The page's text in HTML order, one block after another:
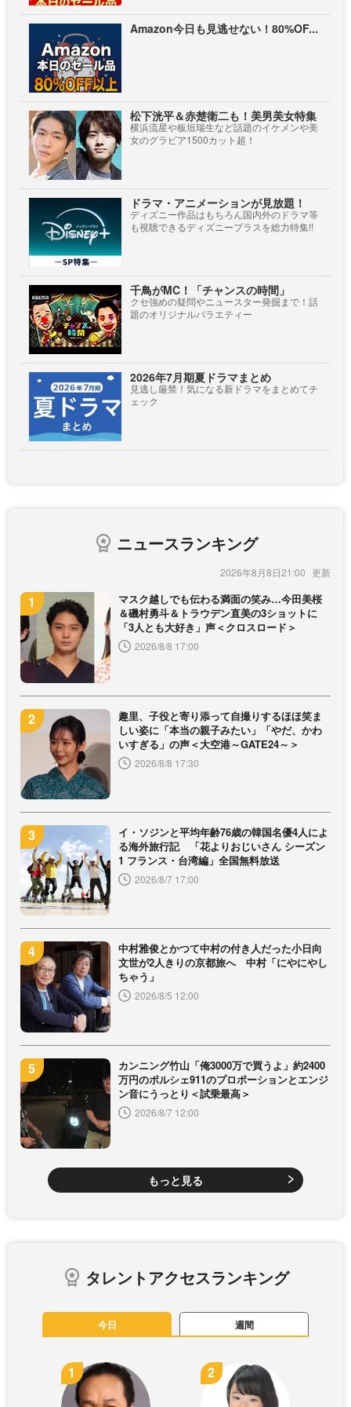
Amazon今日も見逃せない！80%OF...
松下洸平＆赤楚衛二も！美男美女特集
横浜流星や板垣瑞生など話題のイケメンや美
女のグラビア1500カット超！
ドラマ・アニメーションが見放題！
ディズニー作品はもちろん国内外のドラマ等
も視聴できるディズニープラスを総力特集!!
千鳥がMC！「チャンスの時間」
クセ強めの疑問やニュースター発掘まで！話
題のオリジナルバラエティー
2026年7月期夏ドラマまとめ
見逃し厳禁！気になる新ドラマをまとめてチ
ェック
ニュースランキング
2026年8月8日21:00
マスク越しでも伝わる満面の笑み…今田美桜
＆磯村勇斗＆トラウデン直美の3ショットに
「3人とも大好き」声＜クロスロード＞
2026/8/8 17:00
趣里、子役と寄り添って自撮りするほほ笑ま
しい姿に「本当の親子みたい」「やだ、かわ
いすぎる」の声＜大空港～GATE24～＞
2026/8/8 17:30
イ・ソジンと平均年齢76歳の韓国名優4人によ
る海外旅行記 「花よりおじいさん シーズン
1 フランス・台湾編」全国無料放送
2026/8/7 17:00
中村雅俊とかつて中村の付き人だった小日向
文世が2人きりの京都旅へ 中村「にやにやし
ちゃう」
2026/8/5 12:00
カンニング竹山「俺3000万で買うよ」約2400
万円のポルシェ911のプロポーションとエンジ
ン音にうっとり＜試乗最高＞
2026/8/7 12:00
もっと見る
タレントアクセスランキング
今日 週間